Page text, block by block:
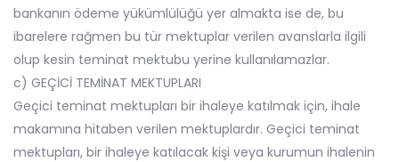
bankanın ödeme yükümlülüğü yer almakta ise de, bu
ibarelere rağmen bu tür mektuplar verilen avanslarla ilgili
olup kesin teminat mektubu yerine kullanılamazlar.
c) GEÇİCİ TEMİNAT MEKTUPLARI
Geçici teminat mektupları bir ihaleye katılmak için, ihale
makamına hitaben verilen mektuplardır. Geçici teminat
mektupları, bir ihaleye katılacak kişi veya kurumun ihalenin